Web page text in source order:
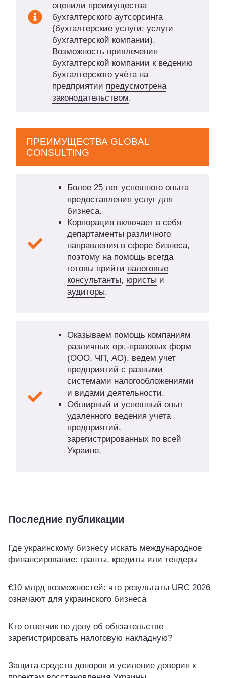
оценили преимущества
бухгалтерского аутсорсинга
(бухгалтерские услуги; услуги
бухгалтерской компании).
Возможность привлечения
бухгалтерской компании к ведению
бухгалтерского учёта на
предприятии предусмотрена
законодательством.
ПРЕИМУЩЕСТВА GLOBAL
CONSULTING
Более 25 лет успешного опыта
предоставления услуг для
бизнеса.
Корпорация включает в себя
департаменты различного
направления в сфере бизнеса,
поэтому на помощь всегда
готовы прийти налоговые
консультанты, юристы и
аудиторы.
Оказываем помощь компаниям
различных орг.-правовых форм
(ООО, ЧП, АО), ведем учет
предприятий с разными
системами налогообложениями
и видами деятельности.
Обширный и успешный опыт
удаленного ведения учета
предприятий,
зарегистрированных по всей
Украине.
Последние публикации
Где украинскому бизнесу искать международное
финансирование: гранты, кредиты или тендеры
€10 млрд возможностей: что результаты URC 2026
означают для украинского бизнеса
Кто ответчик по делу об обязательстве
зарегистрировать налоговую накладную?
Защита средств доноров и усиление доверия к